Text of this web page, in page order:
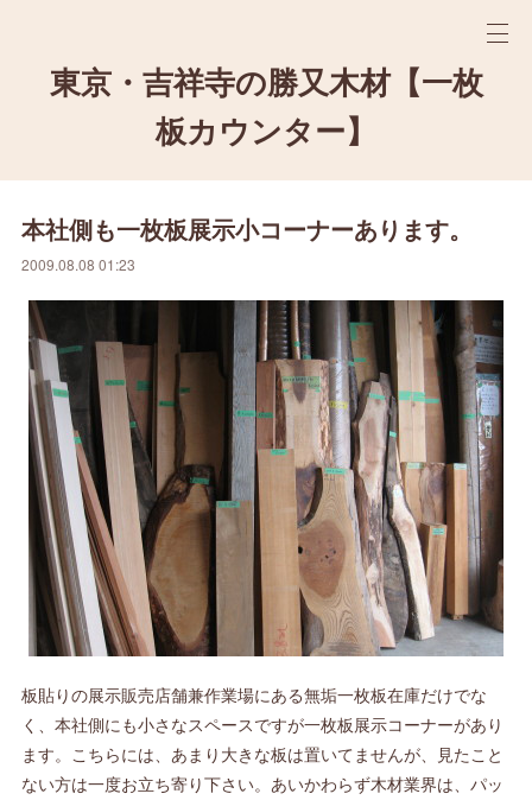
東京・吉祥寺の勝又木材【一枚
板カウンター】
本社側も一枚板展示小コーナーあります。
2009.08.08 01:23
板貼りの展示販売店舗兼作業場にある無垢一枚板在庫だけでな
く、本社側にも小さなスペースですが一枚板展示コーナーがあり
ます。こちらには、あまり大きな板は置いてませんが、見たこと
ない方は一度お立ち寄り下さい。あいかわらず木材業界は、パッ